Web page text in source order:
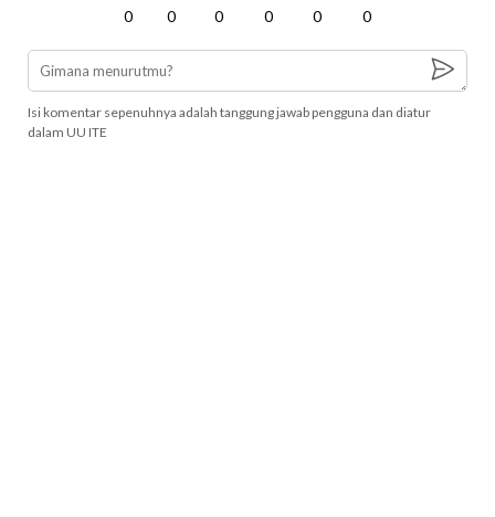
0 0 0 0 0 0
Isi komentar sepenuhnya adalah tanggung jawab pengguna dan diatur
dalam UU ITE